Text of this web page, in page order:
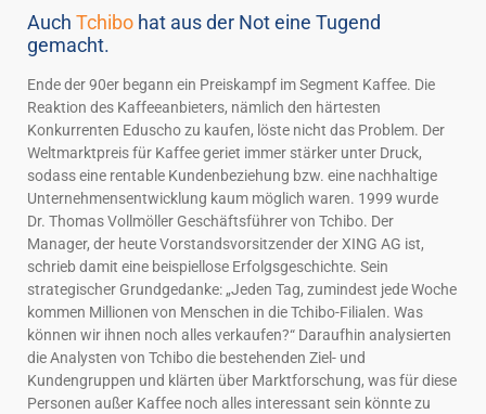
Auch Tchibo hat aus der Not eine Tugend
gemacht.
Ende der 90er begann ein Preiskampf im Segment Kaffee. Die
Reaktion des Kaffeeanbieters, nämlich den härtesten
Konkurrenten Eduscho zu kaufen, löste nicht das Problem. Der
Weltmarktpreis für Kaffee geriet immer stärker unter Druck,
sodass eine rentable Kundenbeziehung bzw. eine nachhaltige
Unternehmensentwicklung kaum möglich waren. 1999 wurde
Dr. Thomas Vollmöller Geschäftsführer von Tchibo. Der
Manager, der heute Vorstandsvorsitzender der XING AG ist,
schrieb damit eine beispiellose Erfolgsgeschichte. Sein
strategischer Grundgedanke: „Jeden Tag, zumindest jede Woche
kommen Millionen von Menschen in die Tchibo-Filialen. Was
können wir ihnen noch alles verkaufen?“ Daraufhin analysierten
die Analysten von Tchibo die bestehenden Ziel- und
Kundengruppen und klärten über Marktforschung, was für diese
Personen außer Kaffee noch alles interessant sein könnte zu